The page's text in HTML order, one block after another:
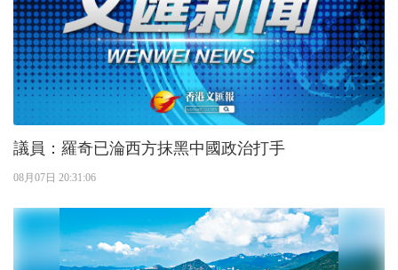
議員：羅奇已淪西方抹黑中國政治打手
08月07日 20:31:06